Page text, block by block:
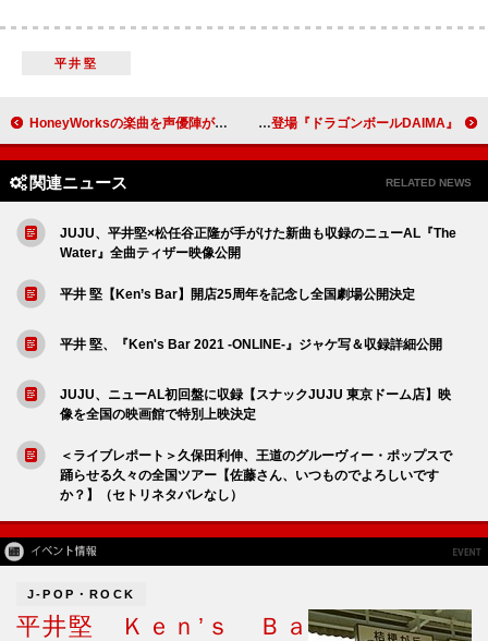
平井堅
HoneyWorksの楽曲を声優陣がカバー、特別企画AL『ハニワ曲歌ってみた』ジャケットイラスト公開 『ドラゴンボールDAIMA』OP／ED曲を手がけたゼッド来日時の映像公開、C&KとAIも登場
関連ニュース RELATED NEWS
JUJU、平井堅×松任谷正隆が手がけた新曲も収録のニューAL『The
Water』全曲ティザー映像公開
平井 堅【Ken’s Bar】開店25周年を記念し全国劇場公開決定
平井 堅、『Ken's Bar 2021 -ONLINE-』ジャケ写＆収録詳細公開
JUJU、ニューAL初回盤に収録【スナックJUJU 東京ドーム店】映
像を全国の映画館で特別上映決定
＜ライブレポート＞久保田利伸、王道のグルーヴィー・ポップスで
踊らせる久々の全国ツアー【佐藤さん、いつものでよろしいです
か？】（セトリネタバレなし）
J-POP・ROCK
平井堅 Ｋｅｎ’ｓ Ｂａ